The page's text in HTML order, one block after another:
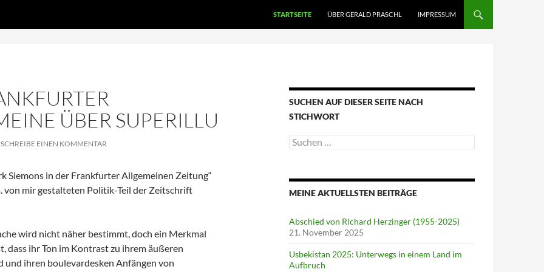
STARTSEITE ÜBER GERALD PRASCHL IMPRESSUM
ÜBER SUPERILLU
SCHREIBE EINEN KOMMENTAR
Siemons in der Frankfurter Allgemeinen Zeitung“
von mir gestalteten Politik-Teil der Zeitschrift
wird nicht näher bestimmt, doch ein Merkmal
dass ihr Ton im Kontrast zu ihrem äußeren
und ihren boulevardesken Anfängen von
SUCHEN AUF DIESER SEITE NACH
STICHWORT
Suche
nach:
MEINE AKTUELLSTEN BEITRÄGE
Abschied von Richard Herzinger (1955-2025)
21. November 2025
Usbekistan 2025: Unterwegs in einem Land im
Aufbruch